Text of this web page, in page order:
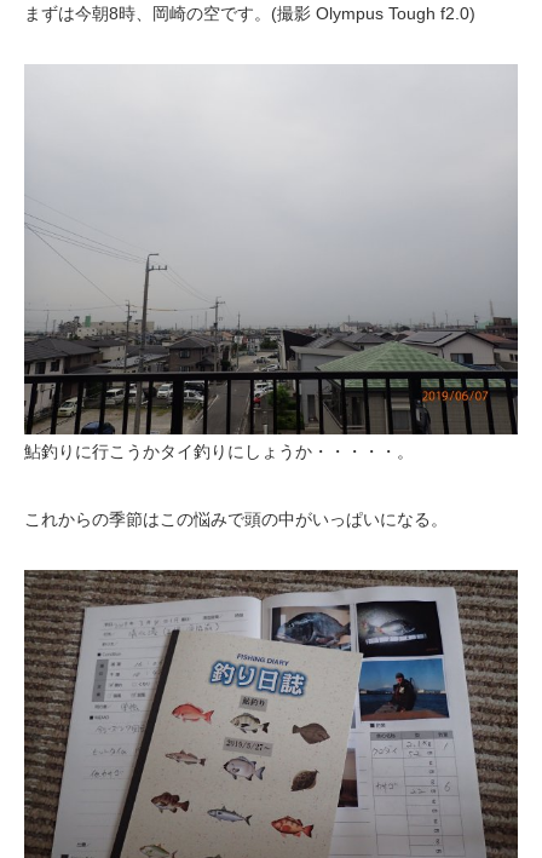
まずは今朝8時、岡崎の空です。(撮影 Olympus Tough f2.0)
鮎釣りに行こうかタイ釣りにしょうか・・・・・。
これからの季節はこの悩みで頭の中がいっぱいになる。